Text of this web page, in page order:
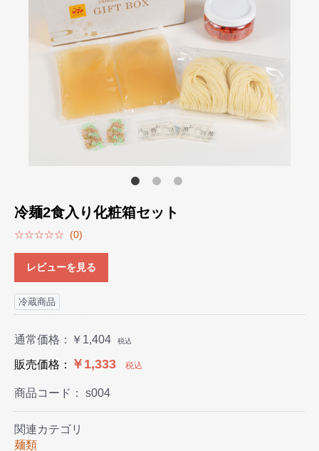
冷麺2食入り化粧箱セット
☆☆☆☆☆ (0)
レビューを見る
冷蔵商品
通常価格： ￥1,404 税込
販売価格： ￥1,333 税込
商品コード： s004
関連カテゴリ
麺類